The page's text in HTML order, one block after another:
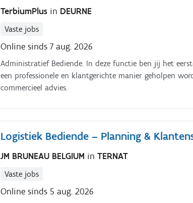
TerbiumPlus in DEURNE
Vaste jobs
Online sinds 7 aug. 2026
Administratief Bediende. In deze functie ben jij het
een professionele en klantgerichte manier geholpen
commercieel advies.
Logistiek Bediende – Planning &
JM BRUNEAU BELGIUM inTERNAT
Vaste jobs
Online sinds 5 aug. 2026